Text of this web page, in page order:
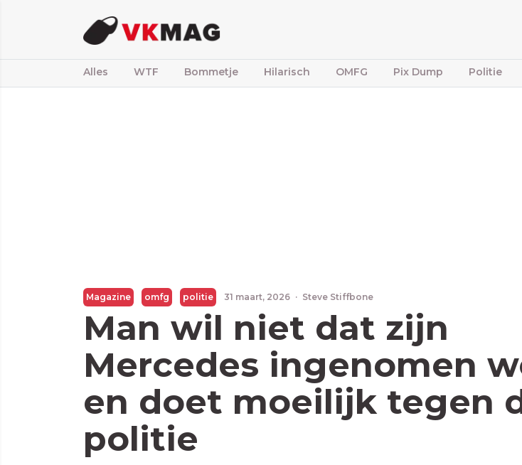
Alles WTF Bommetje Hilarisch OMFG Pix Dump Politie
Magazine omfg politie 31 maart, 2026 · Steve Stiffbone
Man wil niet dat zijn
Mercedes ingenomen
en doet moeilijk tegen
politie